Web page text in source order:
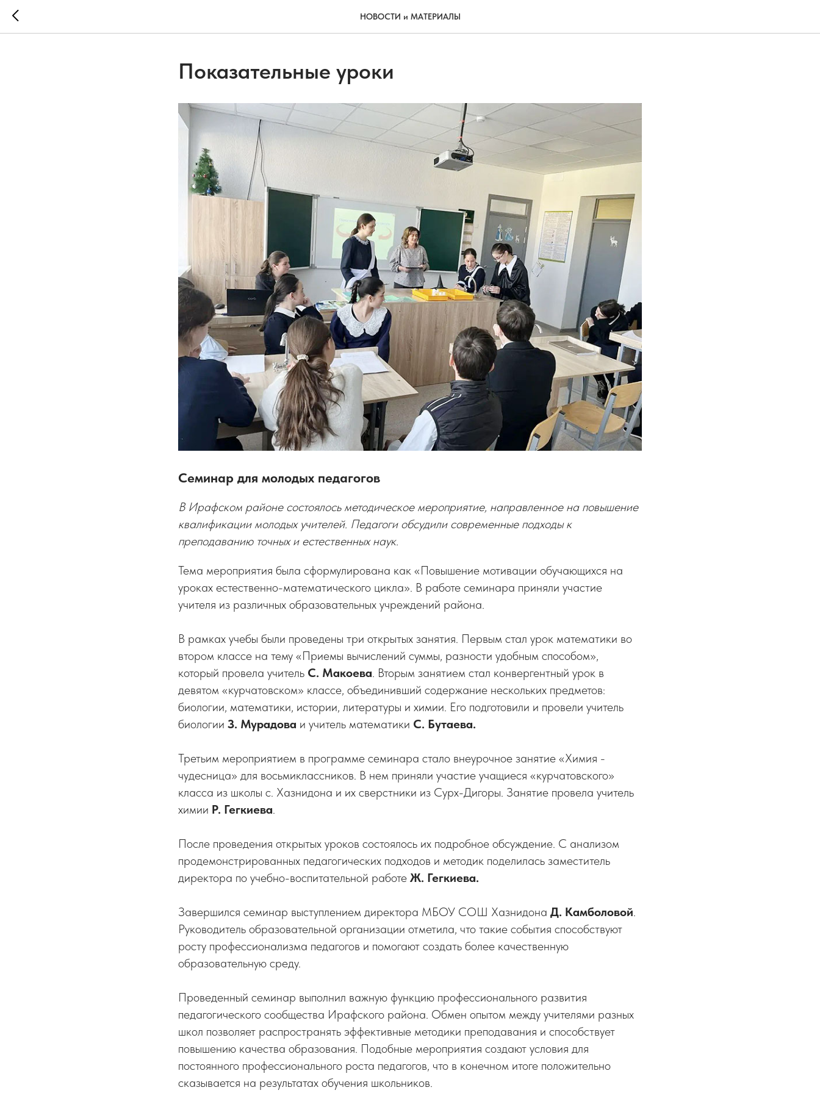
НОВОСТИ и МАТЕРИАЛЫ
Показательные уроки
Семинар для молодых педагогов
В Ирафском районе состоялось методическое мероприятие, направленное на повышение
квалификации молодых учителей. Педагоги обсудили современные подходы к
преподаванию точных и естественных наук.
Тема мероприятия была сформулирована как «Повышение мотивации обучающихся на
уроках естественно-математического цикла». В работе семинара приняли участие
учителя из различных образовательных учреждений района.
В рамках учебы были проведены три открытых занятия. Первым стал урок математики во
втором классе на тему «Приемы вычислений суммы, разности удобным способом»,
который провела учитель С. Макоева. Вторым занятием стал конвергентный урок в
девятом «курчатовском» классе, объединивший содержание нескольких предметов:
биологии, математики, истории, литературы и химии. Его подготовили и провели учитель
биологии З. Мурадова и учитель математики С. Бутаева.
Третьим мероприятием в программе семинара стало внеурочное занятие «Химия -
чудесница» для восьмиклассников. В нем приняли участие учащиеся «курчатовского»
класса из школы с. Хазнидона и их сверстники из Сурх-Дигоры. Занятие провела учитель
химии Р. Гегкиева.
После проведения открытых уроков состоялось их подробное обсуждение. С анализом
продемонстрированных педагогических подходов и методик поделилась заместитель
директора по учебно-воспитательной работе Ж. Гегкиева.
Завершился семинар выступлением директора МБОУ СОШ Хазнидона Д. Камболовой.
Руководитель образовательной организации отметила, что такие события способствуют
росту профессионализма педагогов и помогают создать более качественную
образовательную среду.
Проведенный семинар выполнил важную функцию профессионального развития
педагогического сообщества Ирафского района. Обмен опытом между учителями разных
школ позволяет распространять эффективные методики преподавания и способствует
повышению качества образования. Подобные мероприятия создают условия для
постоянного профессионального роста педагогов, что в конечном итоге положительно
сказывается на результатах обучения школьников.